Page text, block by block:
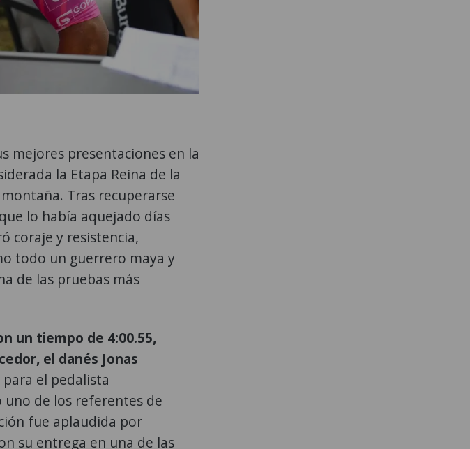
mejores presentaciones en la
la Etapa Reina de la
Tras recuperarse
lo había aquejado días
coraje y resistencia,
todo un guerrero maya y
de las pruebas más
un tiempo de 4:00.55,
el danés Jonas
el pedalista
uno de los referentes de
fue aplaudida por
su entrega en una de las